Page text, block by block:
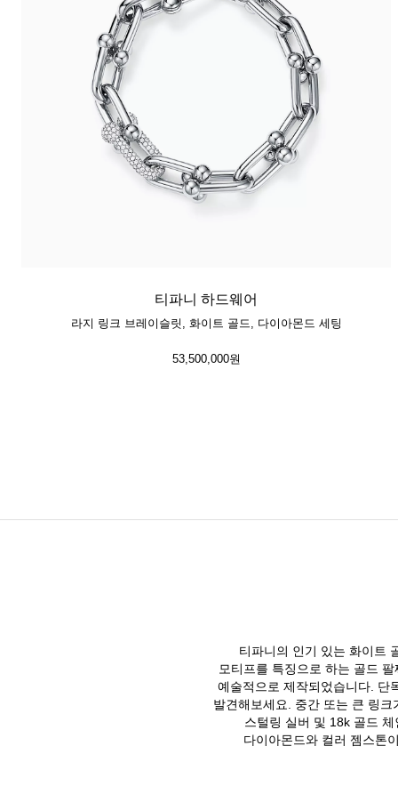
티파니 하드웨어
라지 링크 브레이슬릿, 화이트 골드, 다이아몬드 세팅
53,500,000원
티파니의 인기 있는 화이트
모티프를 특징으로 하는 골드
예술적으로 제작되었습니다. 단
발견해보세요. 중간 또는 큰 링
스털링 실버 및 18k 골드
다이아몬드와 컬러 젬스톤